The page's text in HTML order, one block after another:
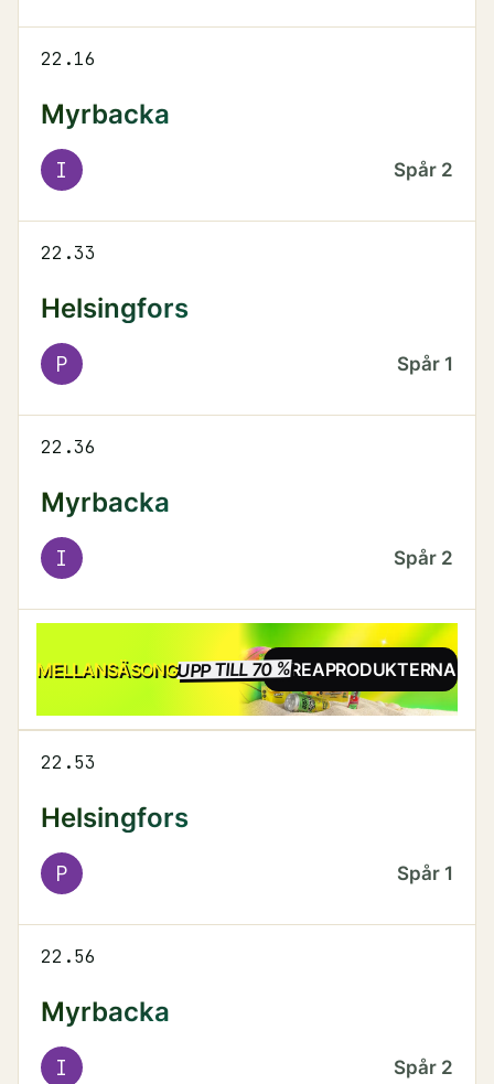
22.16
Myrbacka
I Spår 2
22.33
Helsingfors
P Spår 1
22.36
Myrbacka
I Spår 2
MELLANSÄSONGUPP TILL 70 %REA
SE REAPRODUKTERNA
22.53
Helsingfors
P Spår 1
22.56
Myrbacka
I Spår 2